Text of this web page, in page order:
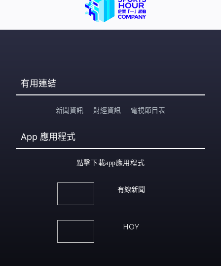
有用連結
新聞資訊 財經資訊 電視節目表
App 應用程式
點擊下載app應用程式
有線新聞
HOY